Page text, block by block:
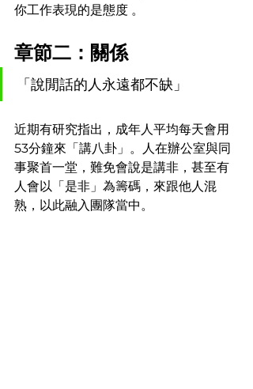
你工作表現的是態度 。
章節二：關係
「說閒話的人永遠都不缺」
近期有研究指出，成年人平均每天會用
53分鐘來「講八卦」。人在辦公室與同
事聚首一堂，難免會說是講非，甚至有
人會以「是非」為籌碼，來跟他人混
熟，以此融入團隊當中。